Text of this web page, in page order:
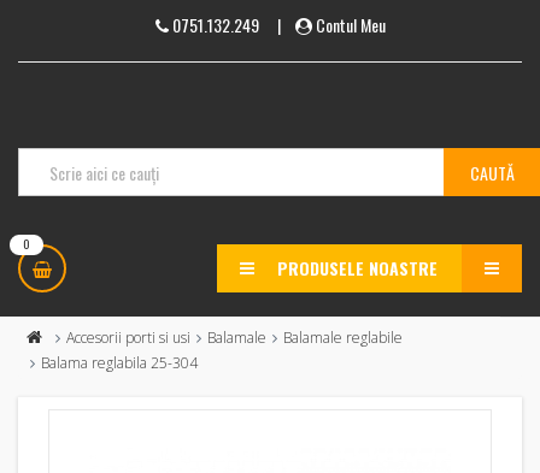
0751.132.249| Contul Meu
0
PRODUSELE NOASTRE MENU
Accesorii porti si usi Balamale
Balamale reglabile
Balama reglabila 25-304